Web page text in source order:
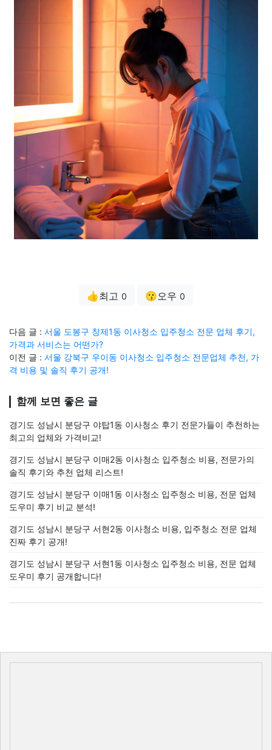
👍최고 0 😗오우 0
다음 글 : 서울 도봉구 창제1동 이사청소 입주청소 전문 업체 후기,
가격과 서비스는 어떤가?
이전 글 : 서울 강북구 우이동 이사청소 입주청소 전문업체 추천, 가
격 비용 및 솔직 후기 공개!
함께 보면 좋은 글
경기도 성남시 분당구 야탑1동 이사청소 후기 전문가들이 추천하는
최고의 업체와 가격비교!
경기도 성남시 분당구 이매2동 이사청소 입주청소 비용, 전문가의
솔직 후기와 추천 업체 리스트!
경기도 성남시 분당구 이매1동 이사청소 입주청소 비용, 전문 업체
도우미 후기 비교 분석!
경기도 성남시 분당구 서현2동 이사청소 비용, 입주청소 전문 업체
진짜 후기 공개!
경기도 성남시 분당구 서현1동 이사청소 입주청소 비용, 전문 업체
도우미 후기 공개합니다!